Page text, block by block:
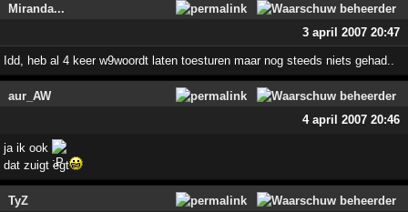
Miranda...
3 april 2007 20:47
Idd, heb al 4 keer w9woordt laten toesturen maar nog steeds niets gehad..
aur_AW
4 april 2007 20:46
ja ik ook
dat zuigt egt
TyZ